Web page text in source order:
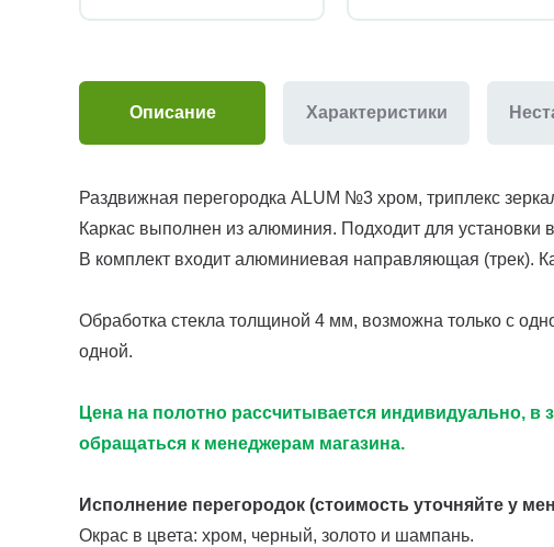
Описание Характеристики
Раздвижная перегородка ALUM №3 хром, триплекс
Каркас выполнен из алюминия. Подходит для
В комплект входит алюминиевая направляющая (трек).
Обработка стекла толщиной 4 мм, возможна только с
одной.
Цена на полотно рассчитывается индивидуально,
обращаться к менеджерам магазина.
Исполнение перегородок (стоимость уточняйте у
Окрас в цвета: хром, черный, золото и шампань.